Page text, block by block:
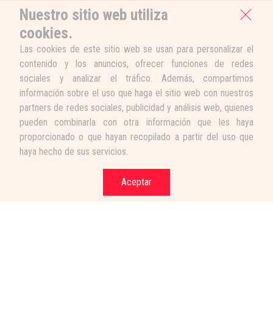
Nuestro sitio web utiliza
cookies.
Las cookies de este sitio web se usan para personalizar el
contenido y los anuncios, ofrecer funciones de redes
sociales y analizar el tráfico. Además, compartimos
información sobre el uso que haga el sitio web con nuestros
partners de redes sociales, publicidad y análisis web, quienes
pueden combinarla con otra información que les haya
proporcionado o que hayan recopilado a partir del uso que
haya hecho de sus servicios.
Aceptar